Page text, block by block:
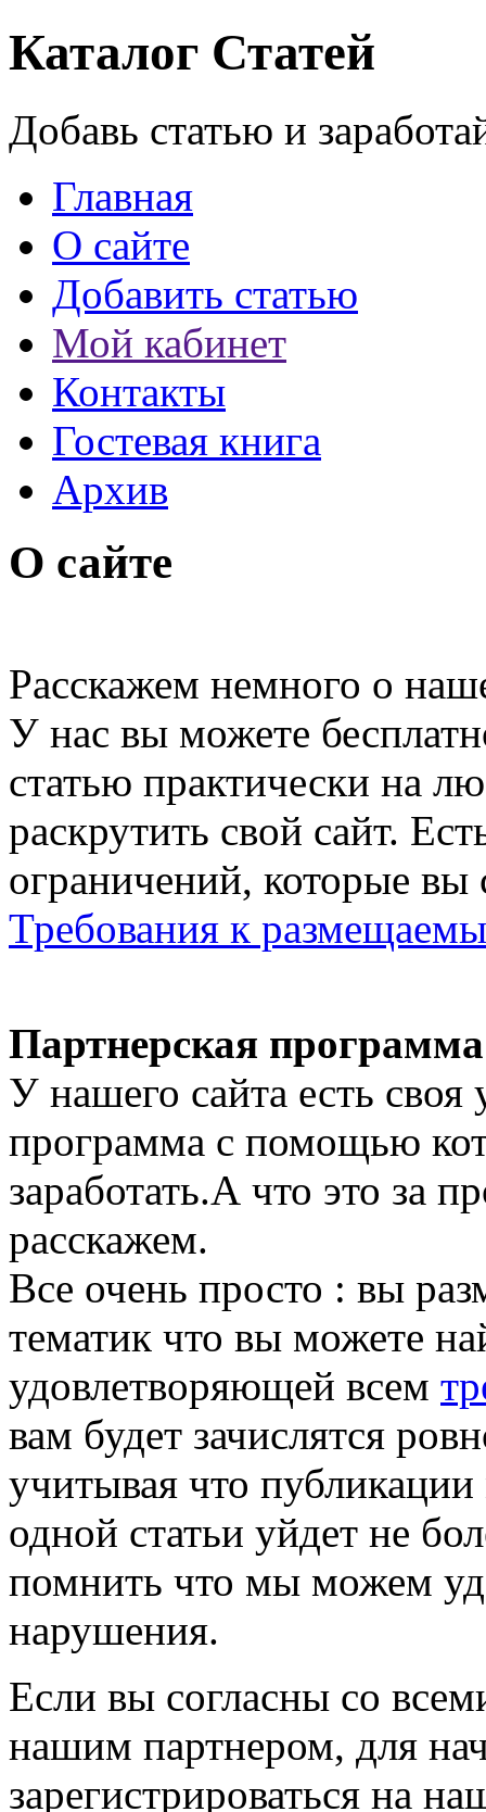
Каталог Статей
Добавь статью и
Главная
О сайте
Добавить статью
Мой кабинет
Контакты
Гостевая книга
Архив
О сайте
Расскажем немного о
У нас вы можете
статью практически на
раскрутить свой сайт.
ограничений, которые вы
Требования к
Партнерская программа
У нашего сайта есть своя
программа с помощью
заработать.А что это за
расскажем.
Все очень просто : вы
тематик что вы можете
удовлетворяющей всем
вам будет зачислятся
учитывая что
одной статьи уйдет не
помнить что мы можем
нарушения.
Если вы согласны со
нашим партнером, для
зарегистрироваться на